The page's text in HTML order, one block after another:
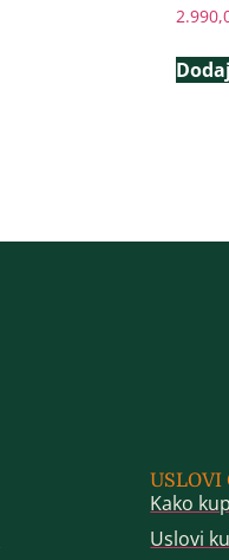
USLOVI
Kako
Uslovi